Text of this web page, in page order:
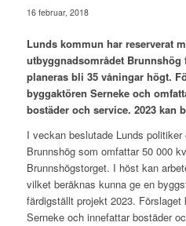
16 februar, 2018
Lunds kommun har reserverat
utbyggnadsområdet Brunnshög
planeras bli 35 våningar högt.
byggaktören Serneke och
bostäder och service. 2023 kan
I veckan beslutade Lunds
Brunnshög som omfattar 50 000
Brunnshögstorget. I höst kan
vilket beräknas kunna ge en
färdigställt projekt 2023.
Serneke och innefattar bostäder